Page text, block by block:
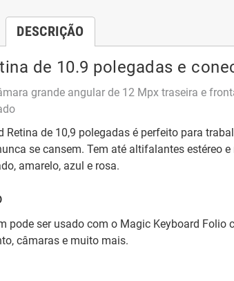
DESCRIÇÃO
de 10.9 polegadas e
grande angular de 12 Mpx traseira e
Retina de 10,9 polegadas é perfeito para
se cansem. Tem até altifalantes estéreo e
, amarelo, azul e rosa.
pode ser usado com o Magic Keyboard Folio
câmaras e muito mais.